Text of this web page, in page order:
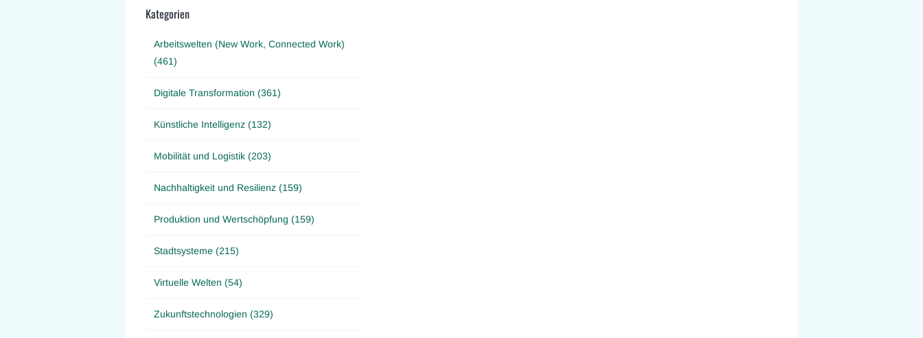
Kategorien
Arbeitswelten (New Work, Connected Work)
(461)
Digitale Transformation (361)
Künstliche Intelligenz (132)
Mobilität und Logistik (203)
Nachhaltigkeit und Resilienz (159)
Produktion und Wertschöpfung (159)
Stadtsysteme (215)
Virtuelle Welten (54)
Zukunftstechnologien (329)